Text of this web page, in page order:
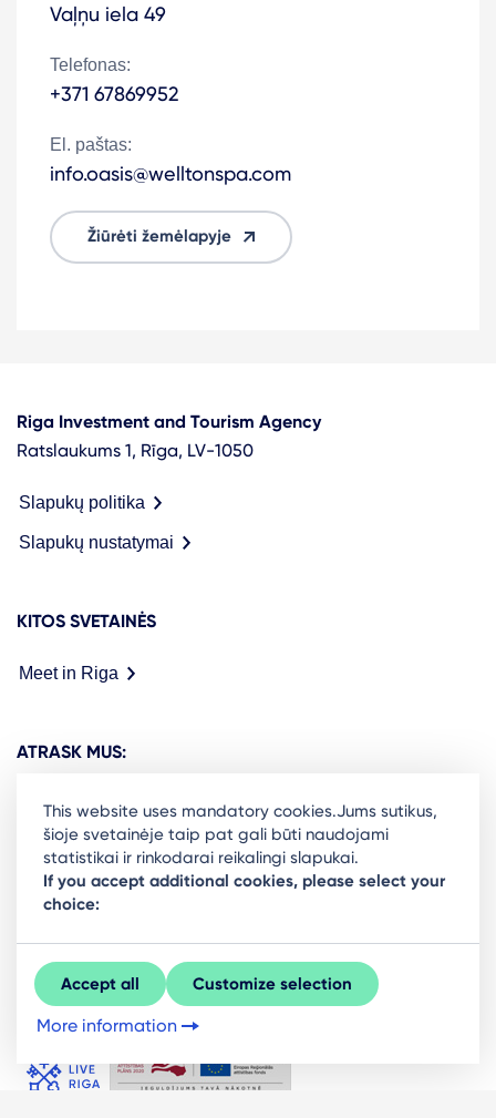
Vaļņu iela 49
Telefonas:
+371 67869952
El. paštas:
info.oasis@welltonspa.com
Žiūrėti žemėlapyje
Riga Investment and Tourism Agency
Ratslaukums 1, Rīga, LV-1050
Slapukų politika
Slapukų nustatymai
KITOS SVETAINĖS
Meet in Riga
ATRASK MUS:
Ready to stay in the loop on Rigas business
community? Subscribe to our newsletter.
Sign Up
This website uses mandatory cookies.Jums sutikus,
šioje svetainėje taip pat gali būti naudojami
statistikai ir rinkodarai reikalingi slapukai.
If you accept additional cookies, please select your
choice:
Accept all Customize selection
More information